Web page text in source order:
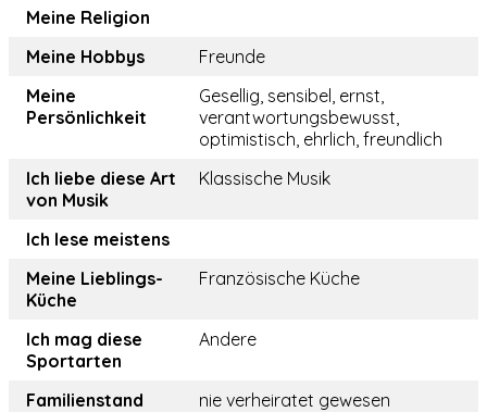
Meine Religion
Meine Hobbys
Freunde
Meine
Persönlichkeit
Gesellig, sensibel, ernst,
verantwortungsbewusst,
optimistisch, ehrlich, freundlich
Ich liebe diese Art
von Musik
Klassische Musik
Ich lese meistens
Meine Lieblings-
Küche
Französische Küche
Ich mag diese
Sportarten
Andere
Familienstand
nie verheiratet gewesen